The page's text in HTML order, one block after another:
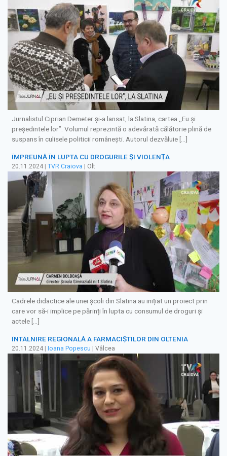
Jurnalistul Ciprian Demeter și-a lansat, la Slatina, cartea ,,Eu și
președintele lor”. Volumul reprezintă o adevărată călătorie plină de
suspans în culisele politicii românești. Autorul dezvăluie […]
ÎMPREUNĂ ÎN LUPTA CU DROGURILE ȘI VIOLENȚA
20.11.2024 | TVR Craiova | Olt
Cadrele didactice ale unei școli din Slatina au inițiat un proiect prin
care vor să-i implice pe părinți în lupta cu consumul de droguri și
actele […]
ÎNTÂLNIRE REGIONALĂ A FARMACIȘTILOR DIN OLTENIA
20.11.2024 Ioana Popescu | Vâlcea